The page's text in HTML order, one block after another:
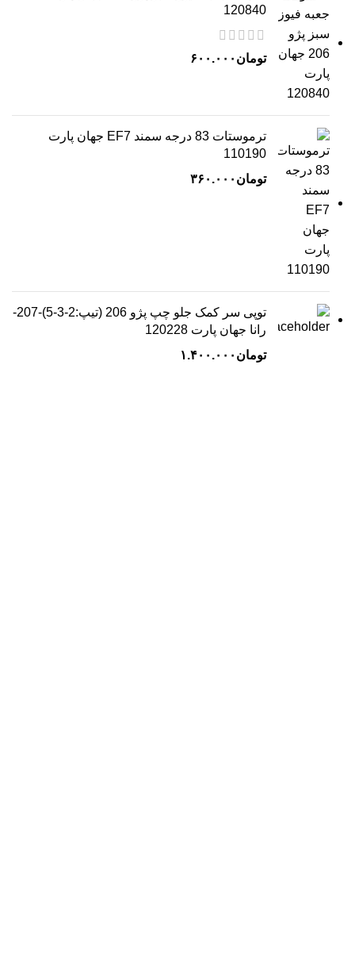
120840
تومان ۶۰۰.۰۰۰
ترموستات 83 درجه سمند EF7 جهان پارت
110190
تومان ۳۶۰.۰۰۰
توپی سر کمک جلو چپ پژو 206 (تیپ:2-3-5)-207-
رانا جهان پارت 120228
تومان ۱.۴۰۰.۰۰۰